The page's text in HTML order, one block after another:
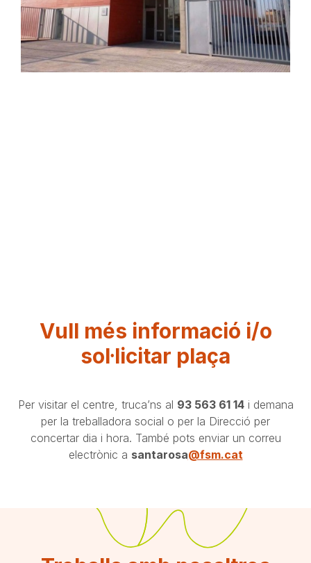
Vull més informació i/o
sol·licitar plaça
Per visitar el centre, truca’ns al 93 563 61 14i demana
per la treballadora social o per la Direcció per
concertar dia i hora. També pots enviar un correu
electrònic a santarosa@fsm.cat